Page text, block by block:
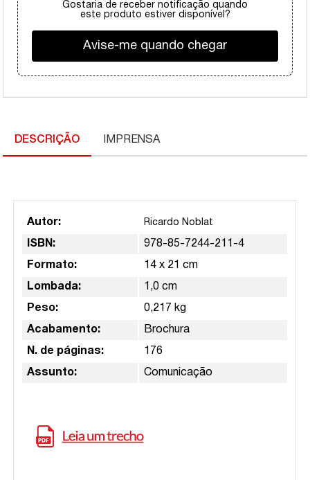
Gostaria de receber notificação quando
este produto estiver disponível?
Avise-me quando chegar
DESCRIÇÃO IMPRENSA
Autor: Ricardo Noblat
ISBN: 978-85-7244-211-4
Formato: 14 x 21 cm
Lombada: 1,0 cm
Peso: 0,217 kg
Acabamento: Brochura
N. de páginas: 176
Assunto: Comunicação